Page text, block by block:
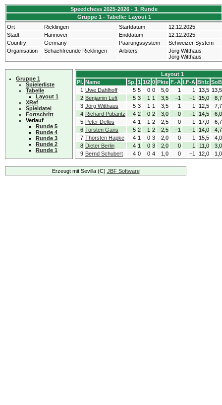
Speedchess 2025-2026 - 3. Runde
Gruppe 1 - Tabelle: Layout 1
Ort
Ricklingen Startdatum
12.12.2025
Stadt
Hannover Enddatum
12.12.2025
Country
Germany Paarungssystem
Schweizer System
Organisation
Schachfreunde Ricklingen Arbiters
Jörg Witthaus
Jörg Witthaus
Gruppe 1
Spielerliste
Tabelle
Layout 1
XRef
Spieldatei
Fortschritt
Verlauf
Runde 5
Runde 4
Runde 3
Runde 2
Runde 1
Layout 1
Pl. Name Sp. 1 1/2 0 Pkte F.-A l.F-A Bhlz
1 Uwe Dahlhoff 5 5 0 0 5,0 1 1 13,5
2 Benjamin Luft 5 3 1 1 3,5 −1 −1 15,0
3 Jörg Witthaus 5 3 1 1 3,5 1 1 12,5
4 Richard Pubantz 4 2 0 2 3,0 0 −1 14,5
5 Peter Dellos 4 1 1 2 2,5 0 −1 17,0
6 Torsten Gans 5 2 1 2 2,5 −1 −1 14,0
7 Thorsten Hapke 4 1 0 3 2,0 0 1 15,5
8 Dieter Berlin 4 1 0 3 2,0 0 1 11,0
9 Bernd Schubert 4 0 0 4 1,0 0 −1 12,0
Erzeugt mit Sevilla (C) JBF Software